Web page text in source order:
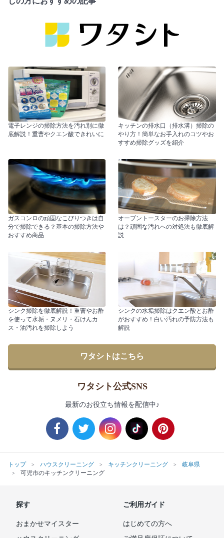
電子レンジの掃除方法を汚れ別に徹
底解説！重曹やクエン酸できれいに
キッチンの排水口（排水溝）掃除の
やり方！簡単なお手入れのコツやお
すすめ掃除グッズを紹介
ガスコンロの頑固なこびりつきは自
分で掃除できる？基本の掃除方法や
おすすめ商品
オーブントースターのお掃除方法
は？頑固な汚れへの対処法も徹底解
説
シンク掃除を徹底解説！重曹やお酢
を使って水垢・ヌメリ・石けんカ
ス・油汚れを掃除しよう
シンクの水垢掃除はクエン酸とお酢
がおすすめ！白い汚れの予防方法も
解説
ワタシトはこちら
ワタシト公式SNS
最新のお役立ち情報を配信中♪
トップ ハウスクリーニング キッチンクリーニング
岐阜県
可児市のキッチンクリーニング
探す
おまかせマイスター
ご利用ガイド
はじめての方へ